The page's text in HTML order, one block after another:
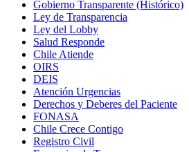
Gobierno Transparente (Histórico)
Ley de Transparencia
Ley del Lobby
Salud Responde
Chile Atiende
OIRS
DEIS
Atención Urgencias
Derechos y Deberes del Paciente
FONASA
Chile Crece Contigo
Registro Civil